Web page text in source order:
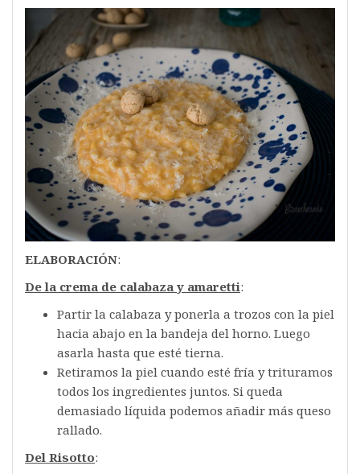
ELABORACIÓN:
De la crema de calabaza y amaretti:
Partir la calabaza y ponerla a trozos con la piel
hacia abajo en la bandeja del horno. Luego
asarla hasta que esté tierna.
Retiramos la piel cuando esté fría y trituramos
todos los ingredientes juntos. Si queda
demasiado líquida podemos añadir más queso
rallado.
Del Risotto: